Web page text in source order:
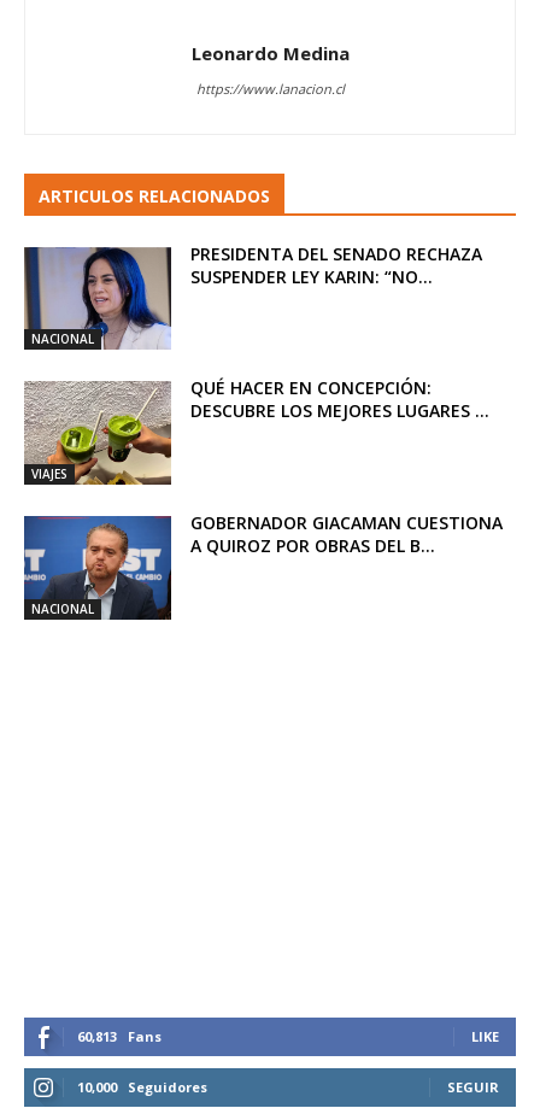
Leonardo Medina
https://www.lanacion.cl
ARTICULOS RELACIONADOS
NACIONAL
PRESIDENTA DEL SENADO RECHAZA
SUSPENDER LEY KARIN: “NO...
VIAJES
QUÉ HACER EN CONCEPCIÓN:
DESCUBRE LOS MEJORES LUGARES ...
NACIONAL
GOBERNADOR GIACAMAN CUESTIONA
A QUIROZ POR OBRAS DEL B...
60,813 Fans LIKE
10,000 Seguidores SEGUIR